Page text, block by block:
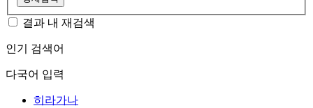
결과 내 재검색
인기 검색어
다국어 입력
히라가나